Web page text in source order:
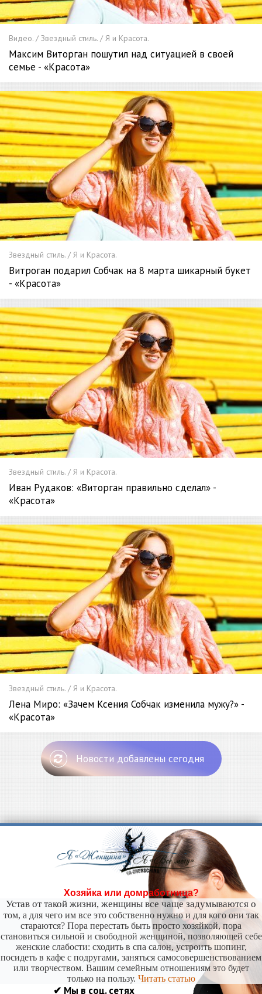
Видео. / Звездный стиль. / Я и Красота.
Максим Виторган пошутил над ситуацией в своей
семье - «Красота»
Звездный стиль. / Я и Красота.
Витроган подарил Собчак на 8 марта шикарный букет
- «Красота»
Звездный стиль. / Я и Красота.
Иван Рудаков: «Виторган правильно сделал» -
«Красота»
Звездный стиль. / Я и Красота.
Лена Миро: «Зачем Ксения Собчак изменила мужу?» -
«Красота»
Новости добавлены сегодня
Хозяйка или домработница?
Устав от такой жизни, женщины все чаще задумываются о
том, а для чего им все это собственно нужно и для кого они так
стараются? Пора перестать быть просто хозяйкой, пора
становиться сильной и свободной женщиной, позволяющей себе
женские слабости: сходить в спа салон, устроить шопинг,
посидеть в кафе с подругами, заняться самосовершенствованием
или творчеством. Вашим семейным отношениям это будет
только на пользу. Читать статью
✔ Мы в соц. сетях